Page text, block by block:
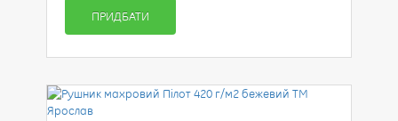
ПРИДБАТИ